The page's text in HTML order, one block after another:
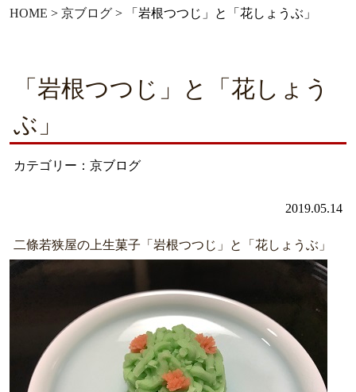
HOME > 京ブログ> 「岩根つつじ」と「花しょうぶ」
「岩根つつじ」と「花しょう
ぶ」
カテゴリー：京ブログ
2019.05.14
二條若狭屋の上生菓子「岩根つつじ」と「花しょうぶ」